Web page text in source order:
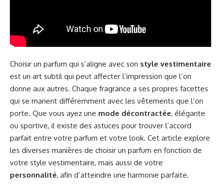
Choisir un parfum qui s’aligne avec son style vestimentaire
est un art subtil qui peut affecter l’impression que l’on
donne aux autres. Chaque fragrance a ses propres facettes
qui se marient différemment avec les vêtements que l’on
porte. Que vous ayez une mode décontractée, élégante
ou sportive, il existe des astuces pour trouver l’accord
parfait entre votre parfum et votre look. Cet article explore
les diverses manières de choisir un parfum en fonction de
votre style vestimentaire, mais aussi de votre
personnalité, afin d’atteindre une harmonie parfaite.